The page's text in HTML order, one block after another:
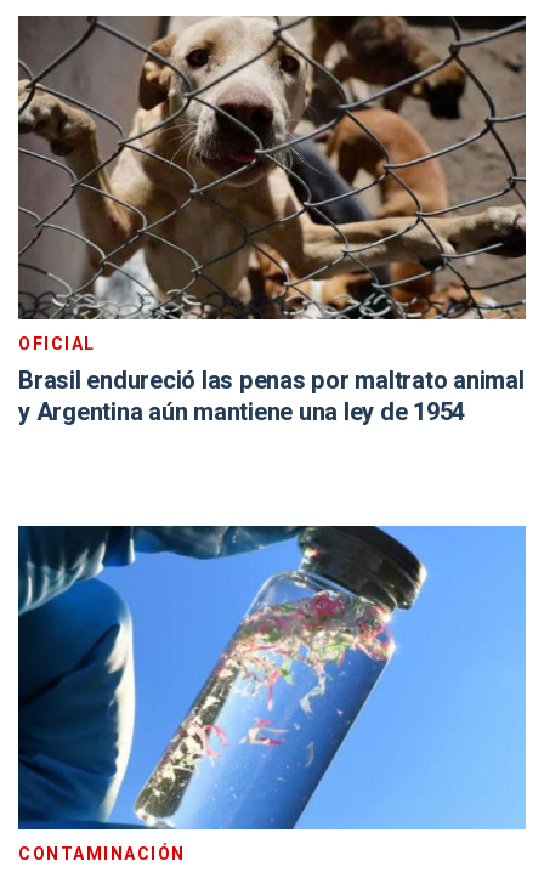
OFICIAL
Brasil endureció las penas por maltrato animal
y Argentina aún mantiene una ley de 1954
CONTAMINACIÓN